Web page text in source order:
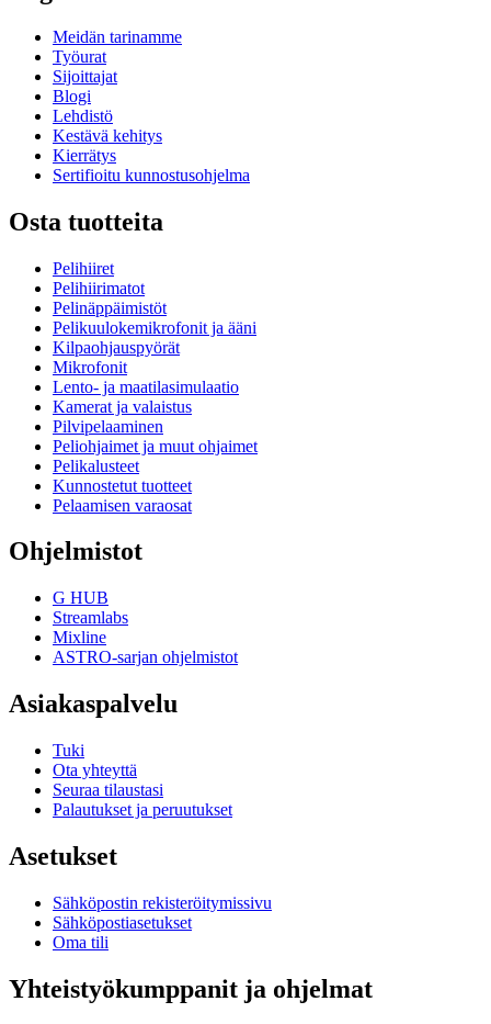
Meidän tarinamme
Työurat
Sijoittajat
Blogi
Lehdistö
Kestävä kehitys
Kierrätys
Sertifioitu kunnostusohjelma
Osta tuotteita
Pelihiiret
Pelihiirimatot
Pelinäppäimistöt
Pelikuulokemikrofonit ja ääni
Kilpaohjauspyörät
Mikrofonit
Lento- ja maatilasimulaatio
Kamerat ja valaistus
Pilvipelaaminen
Peliohjaimet ja muut ohjaimet
Pelikalusteet
Kunnostetut tuotteet
Pelaamisen varaosat
Ohjelmistot
G HUB
Streamlabs
Mixline
ASTRO-sarjan ohjelmistot
Asiakaspalvelu
Tuki
Ota yhteyttä
Seuraa tilaustasi
Palautukset ja peruutukset
Asetukset
Sähköpostin rekisteröitymissivu
Sähköpostiasetukset
Oma tili
Yhteistyökumppanit ja ohjelmat